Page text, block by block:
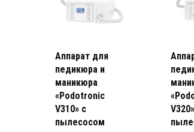
Аппарат для
педикюра и
маникюра
«Podotronic
V310» с
пылесосом